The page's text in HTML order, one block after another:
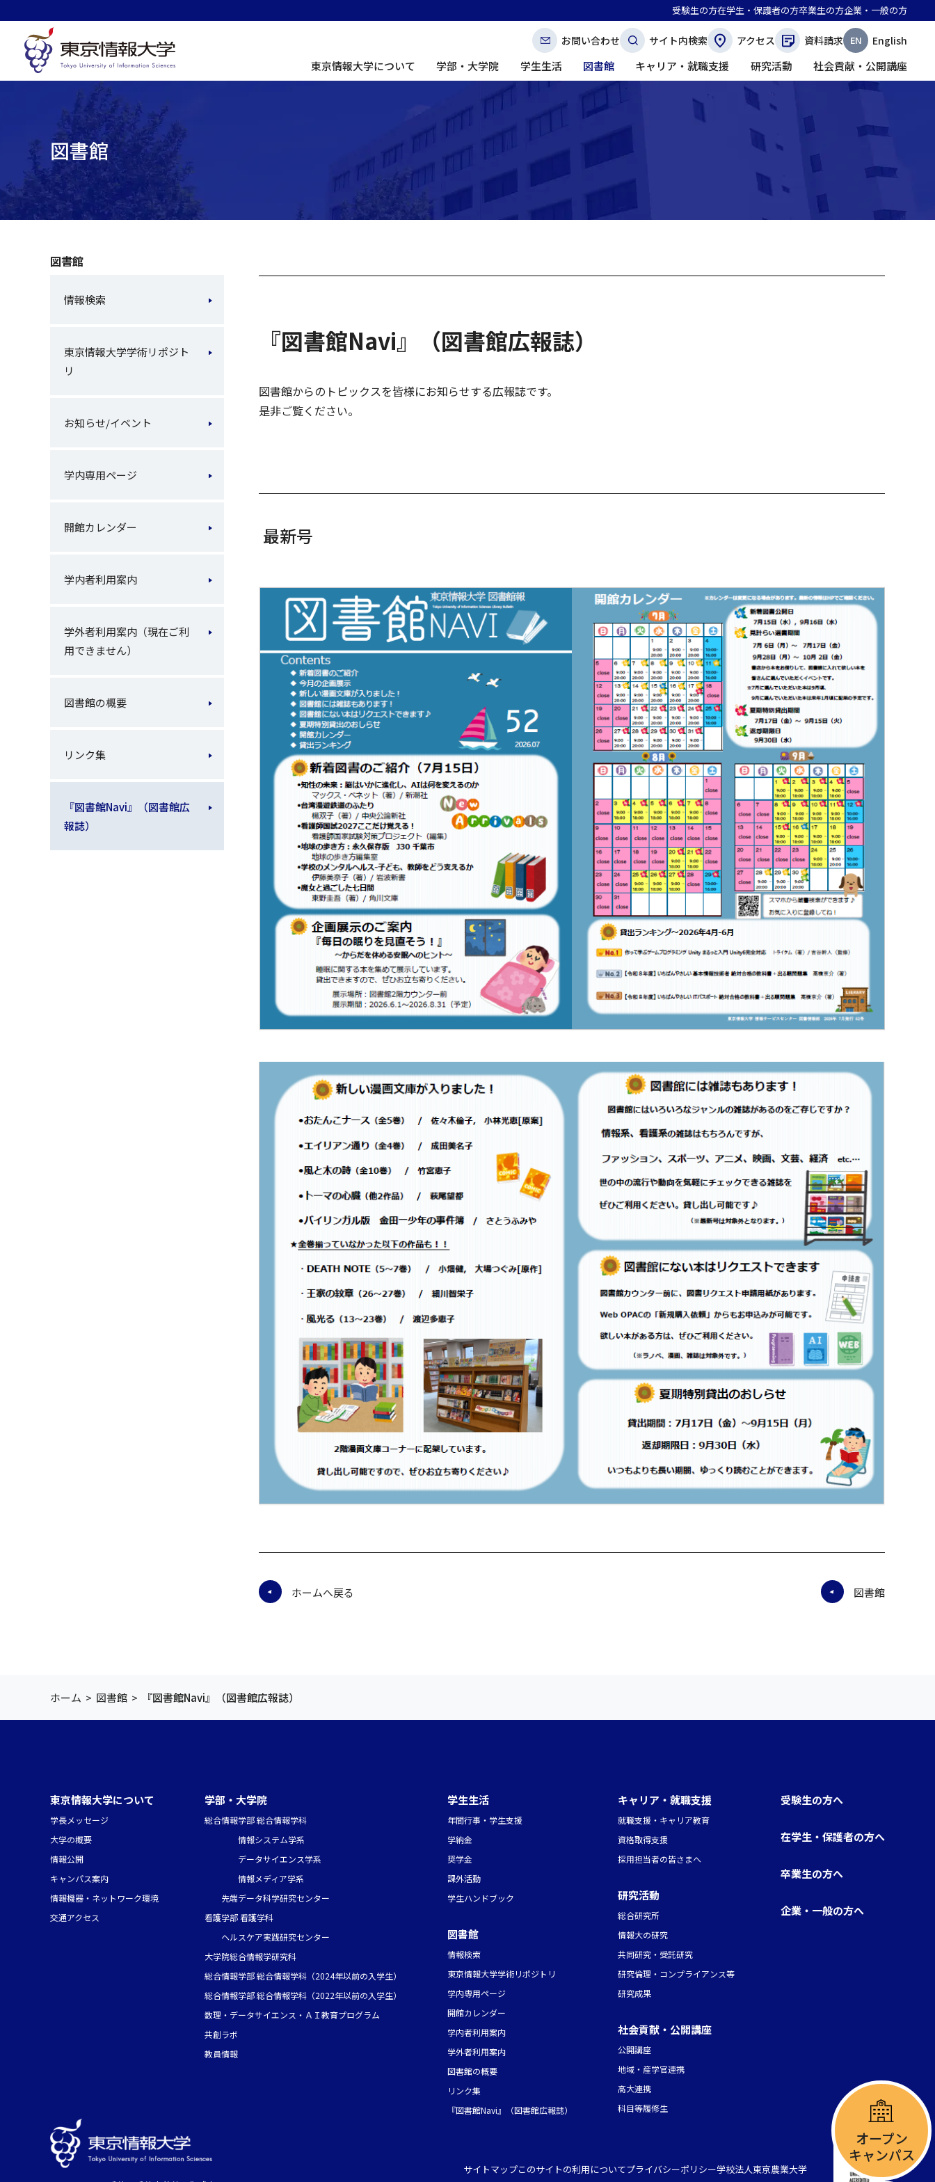
シ
ン
ョ
へ
受験生の方在学生・保護者の方卒業生の方企業・一般の方
お問い合わせ サイト内検索 アクセス 資料請求 English
東京情報大学について 学部・大学院 学生生活 図書館 キャリア・就職支援 研究活動 社会貢献・公開講座
図書館
『図書館Navi』（図書館広報誌）
図書館からのトピックスを皆様にお知らせする広報誌です。
是非ご覧ください。
最新号
図書館
情報検索
東京情報大学学術リポジト
リ
お知らせ/イベント
学内専用ページ
開館カレンダー
学内者利用案内
学外者利用案内（現在ご利
用できません）
図書館の概要
リンク集
『図書館Navi』（図書館広
報誌）
図書館
ホームへ戻る
ホーム > 図書館 > 『図書館Navi』（図書館広報誌）
東京情報大学について
学長メッセージ
大学の概要
情報公開
キャンパス案内
情報機器・ネットワーク環境
交通アクセス
学部・大学院
総合情報学部 総合情報学科
情報システム学系
データサイエンス学系
情報メディア学系
先端データ科学研究センター
看護学部 看護学科
ヘルスケア実践研究センター
大学院総合情報学研究科
総合情報学部 総合情報学科（2024年以前の入学生）
総合情報学部 総合情報学科（2022年以前の入学生）
数理・データサイエンス・ＡＩ教育プログラム
共創ラボ
教員情報
学生生活
年間行事・学生支援
学納金
奨学金
課外活動
学生ハンドブック
図書館
情報検索
東京情報大学学術リポジトリ
学内専用ページ
開館カレンダー
学内者利用案内
学外者利用案内
図書館の概要
リンク集
『図書館Navi』（図書館広報誌）
キャリア・就職支援
就職支援・キャリア教育
資格取得支援
採用担当者の皆さまへ
研究活動
総合研究所
情報大の研究
共同研究・受託研究
研究倫理・コンプライアンス等
研究成果
社会貢献・公開講座
公開講座
地域・産学官連携
高大連携
科目等履修生
受験生の方へ
在学生・保護者の方へ
卒業生の方へ
企業・一般の方へ
サイトマップこのサイトの利用についてプライバシーポリシー学校法人東京農業大学
オープン
キャンパス